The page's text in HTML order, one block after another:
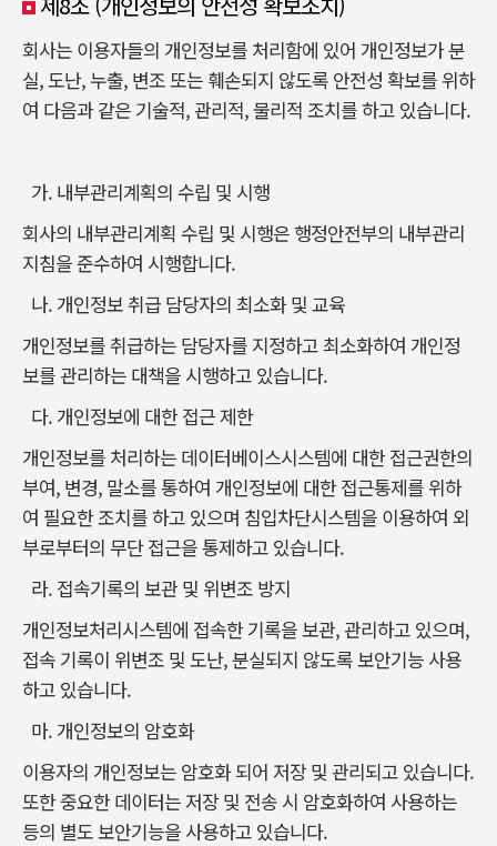
회사는 이용자들의 개인정보를 처리함에 있어 개인정보가 분
실, 도난, 누출, 변조 또는 훼손되지 않도록 안전성 확보를 위하
여 다음과 같은 기술적, 관리적, 물리적 조치를 하고 있습니다.
가. 내부관리계획의 수립 및 시행
회사의 내부관리계획 수립 및 시행은 행정안전부의 내부관리
지침을 준수하여 시행합니다.
나. 개인정보 취급 담당자의 최소화 및 교육
개인정보를 취급하는 담당자를 지정하고 최소화하여 개인정
보를 관리하는 대책을 시행하고 있습니다.
다. 개인정보에 대한 접근 제한
개인정보를 처리하는 데이터베이스시스템에 대한 접근권한의
부여, 변경, 말소를 통하여 개인정보에 대한 접근통제를 위하
여 필요한 조치를 하고 있으며 침입차단시스템을 이용하여 외
부로부터의 무단 접근을 통제하고 있습니다.
라. 접속기록의 보관 및 위변조 방지
개인정보처리시스템에 접속한 기록을 보관, 관리하고 있으며,
접속 기록이 위변조 및 도난, 분실되지 않도록 보안기능 사용
하고 있습니다.
마. 개인정보의 암호화
이용자의 개인정보는 암호화 되어 저장 및 관리되고 있습니다.
또한 중요한 데이터는 저장 및 전송 시 암호화하여 사용하는
등의 별도 보안기능을 사용하고 있습니다.